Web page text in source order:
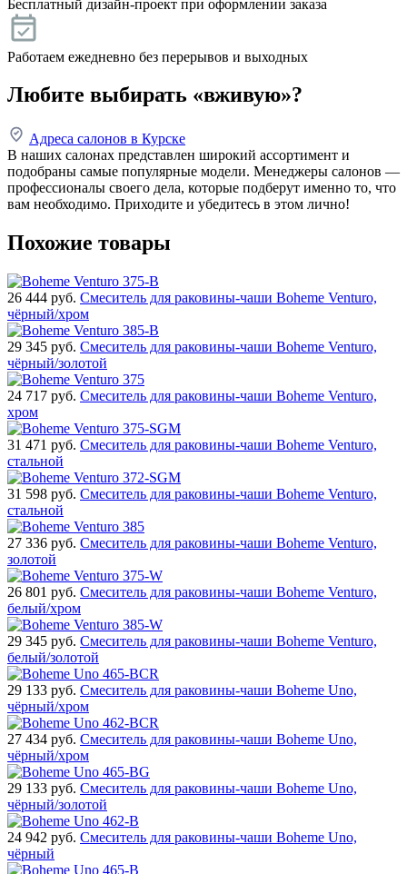
Бесплатный дизайн-проект при оформлении заказа
Работаем ежедневно без перерывов и выходных
Любите выбирать «вживую»?
Адреса салонов в Курске
В наших салонах представлен широкий ассортимент и
подобраны самые популярные модели. Менеджеры салонов —
профессионалы своего дела, которые подберут именно то, что
вам необходимо. Приходите и убедитесь в этом лично!
Похожие товары
26 444 руб. Смеситель для раковины-чаши Boheme Venturo,
чёрный/хром
29 345 руб. Смеситель для раковины-чаши Boheme Venturo,
чёрный/золотой
24 717 руб. Смеситель для раковины-чаши Boheme Venturo,
хром
31 471 руб. Смеситель для раковины-чаши Boheme Venturo,
стальной
31 598 руб. Смеситель для раковины-чаши Boheme Venturo,
стальной
27 336 руб. Смеситель для раковины-чаши Boheme Venturo,
золотой
26 801 руб. Смеситель для раковины-чаши Boheme Venturo,
белый/хром
29 345 руб. Смеситель для раковины-чаши Boheme Venturo,
белый/золотой
29 133 руб. Смеситель для раковины-чаши Boheme Uno,
чёрный/хром
27 434 руб. Смеситель для раковины-чаши Boheme Uno,
чёрный/хром
29 133 руб. Смеситель для раковины-чаши Boheme Uno,
чёрный/золотой
24 942 руб. Смеситель для раковины-чаши Boheme Uno,
чёрный